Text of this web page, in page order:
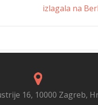
izlagala na
16, 10000 Zagreb,